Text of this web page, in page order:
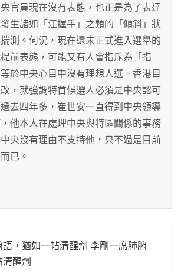
官員現在沒有表態，也正是為了表達
生諸如「江握手」之類的「傾斜」狀
測。何況，現在還未正式進入選舉的
前表態，可能又有人會指斥為「指
於中央心目中沒有理想人選。香港目
，就強調特首候選人必須是中央認可
去四年多，崔世安一直得到中央領導
他本人在處理中央與特區關係的事務
央沒有理由不支持他，只不過是目前
已。
，猶如一帖清醒劑 李剛一席肺腑
醒劑